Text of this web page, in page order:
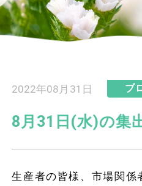
2022年08月31日 ブ
8月31日(水)の集
生産者の皆様、市場関係